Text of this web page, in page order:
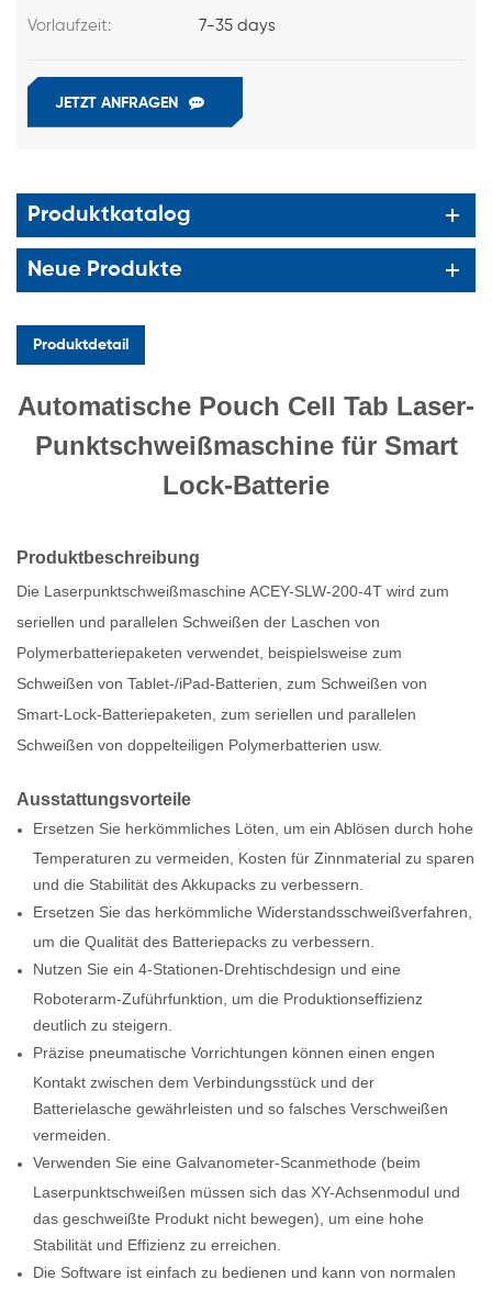
Vorlaufzeit: 7-35 days
JETZT ANFRAGEN
Produktkatalog
Neue Produkte
Produktdetail
Automatische Pouch Cell Tab Laser-
Punktschweißmaschine für Smart
Lock-Batterie
Produktbeschreibung
Die Laserpunktschweißmaschine ACEY-SLW-200-4T wird zum
seriellen und parallelen Schweißen der Laschen von
Polymerbatteriepaketen verwendet, beispielsweise zum
Schweißen von Tablet-/iPad-Batterien, zum Schweißen von
Smart-Lock-Batteriepaketen, zum seriellen und parallelen
Schweißen von doppelteiligen Polymerbatterien usw.
Ausstattungsvorteile
Ersetzen Sie herkömmliches Löten, um ein Ablösen durch hohe
Temperaturen zu vermeiden, Kosten für Zinnmaterial zu sparen
und die Stabilität des Akkupacks zu verbessern.
Ersetzen Sie das herkömmliche Widerstandsschweißverfahren,
um die Qualität des Batteriepacks zu verbessern.
Nutzen Sie ein 4-Stationen-Drehtischdesign und eine
Roboterarm-Zuführfunktion, um die Produktionseffizienz
deutlich zu steigern.
Präzise pneumatische Vorrichtungen können einen engen
Kontakt zwischen dem Verbindungsstück und der
Batterielasche gewährleisten und so falsches Verschweißen
vermeiden.
Verwenden Sie eine Galvanometer-Scanmethode (beim
Laserpunktschweißen müssen sich das XY-Achsenmodul und
das geschweißte Produkt nicht bewegen), um eine hohe
Stabilität und Effizienz zu erreichen.
Die Software ist einfach zu bedienen und kann von normalen